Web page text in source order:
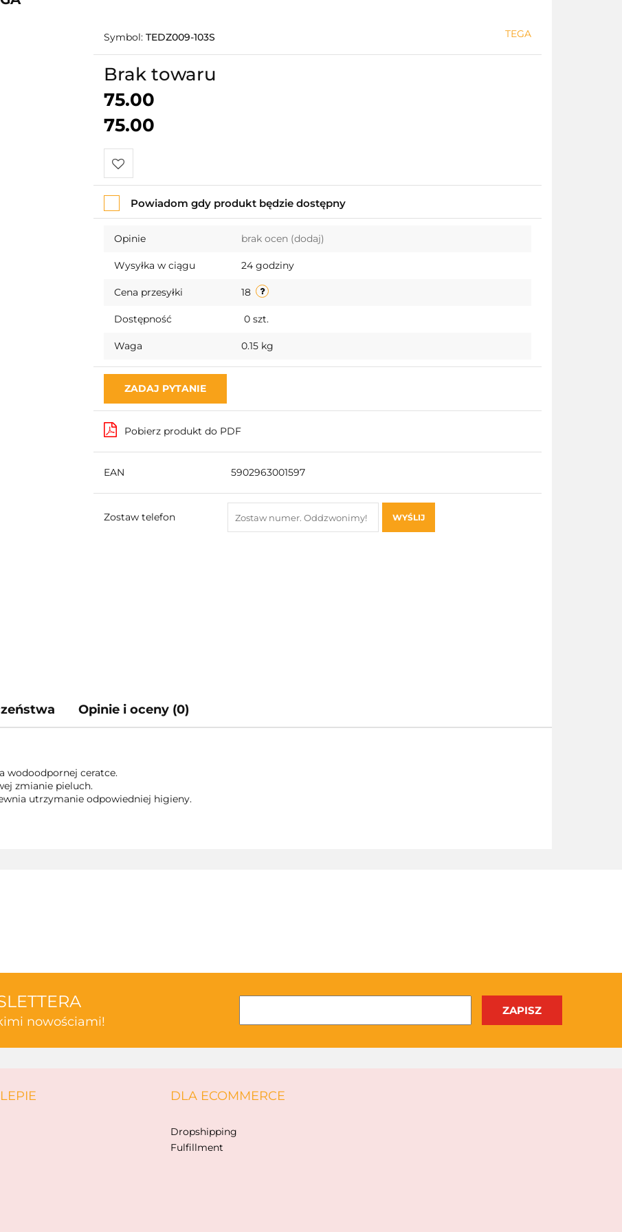
Symbol: TEDZ009-103S TEGA
Brak towaru
75.00
75.00
Do
przechowalni
Powiadom gdy produkt będzie dostępny
Opinie brak ocen (dodaj)
Wysyłka w ciągu 24 godziny
Cena przesyłki 18
Dostępność 0 szt.
Waga 0.15 kg
ZADAJ PYTANIE
Pobierz produkt do PDF
EAN 5902963001597
Zostaw telefon WYŚLIJ
Opinie i oceny (0)
wodoodpornej ceratce.
zmianie pieluch.
utrzymanie odpowiedniej higieny.
AKSJOMAT
nowościami!
DLA ECOMMERCE
Dropshipping
Fulfillment